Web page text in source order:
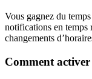
Vous gagnez du
notifications en temps
changements
Comment